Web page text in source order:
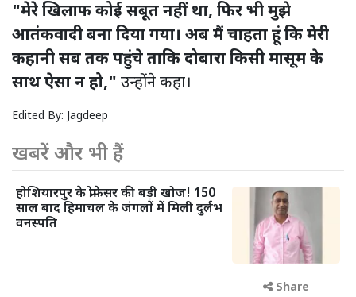
"मेरे खिलाफ कोई सबूत नहीं था, फिर भी मुझे
आतंकवादी बना दिया गया। अब मैं चाहता हूं कि मेरी
कहानी सब तक पहुंचे ताकि दोबारा किसी मासूम के
साथ ऐसा न हो," उन्होंने कहा।
Edited By: Jagdeep
खबरें और भी हैं
होशियारपुर के प्रोफेसर की बड़ी खोज! 150
साल बाद हिमाचल के जंगलों में मिली दुर्लभ
वनस्पति
Share